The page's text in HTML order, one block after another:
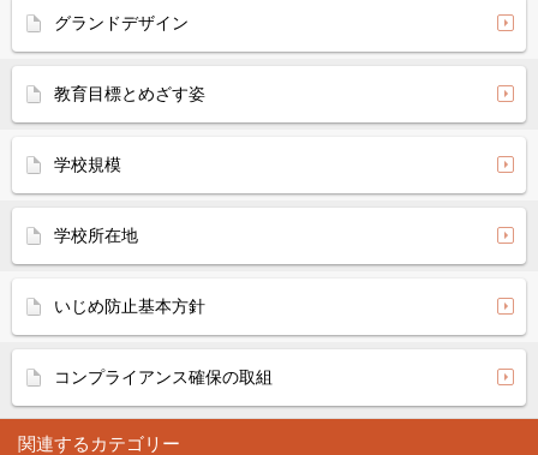
グランドデザイン
教育目標とめざす姿
学校規模
学校所在地
いじめ防止基本方針
コンプライアンス確保の取組
関連するカテゴリー